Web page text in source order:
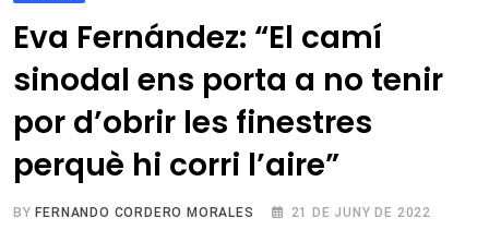
Eva Fernández: “El camí
sinodal ens porta a no tenir
por d’obrir les finestres
perquè hi corri l’aire”
BY FERNANDO CORDERO MORALES
21 DE JUNY DE 2022